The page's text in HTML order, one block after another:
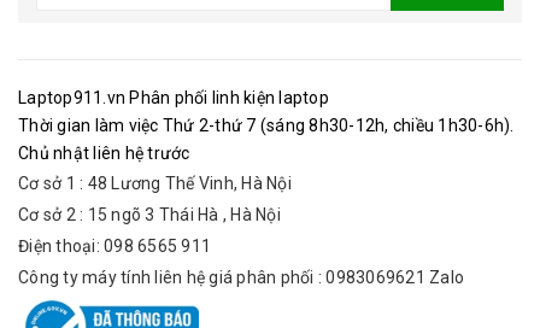
Laptop911.vn Phân phối linh kiện laptop
Thời gian làm việc Thứ 2-thứ 7 (sáng 8h30-12h, chiều 1h30-6h).
Chủ nhật liên hệ trước
Cơ sở 1 : 48 Lương Thế Vinh, Hà Nội
Cơ sở 2 : 15 ngõ 3 Thái Hà , Hà Nội
Điện thoại: 098 6565 911
Công ty máy tính liên hệ giá phân phối : 0983069621 Zalo